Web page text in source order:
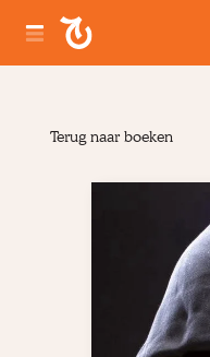
Terug naar boeken